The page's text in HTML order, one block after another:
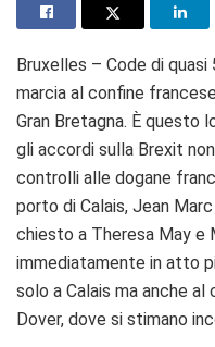
Bruxelles – Code di
marcia al confine
Gran Bretagna. È questo
gli accordi sulla Brexit
controlli alle dogane
porto di Calais, Jean
chiesto a Theresa May e
immediatamente in atto
solo a Calais ma anche
Dover, dove si stimano